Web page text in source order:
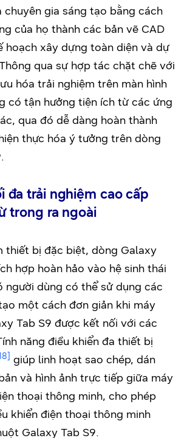
chuyên gia sáng tạo bằng cách
của họ thành các bản vẽ CAD
hoạch xây dựng toàn diện và dự
qua sự hợp tác chặt chẽ với
hóa trải nghiệm trên màn hình
có tận hưởng tiện ích từ các ứng
qua đó dễ dàng hoàn thành
thực hóa ý tưởng trên dòng
đa trải nghiệm cao cấp
trong ra ngoài
thiết bị đặc biệt, dòng Galaxy
hợp hoàn hảo vào hệ sinh thái
người dùng có thể sử dụng các
một cách đơn giản khi máy
Tab S9 được kết nối với các
năng điều khiển đa thiết bị
giúp linh hoạt sao chép, dán
và hình ảnh trực tiếp giữa máy
thoại thông minh, cho phép
khiển điện thoại thông minh
Galaxy Tab S9.